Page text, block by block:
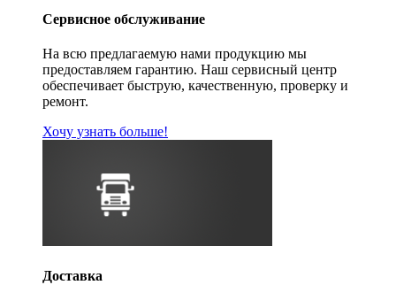
Сервисное обслуживание
На всю предлагаемую нами продукцию мы
предоставляем гарантию. Наш сервисный центр
обеспечивает быструю, качественную, проверку и
ремонт.
Хочу узнать больше!
Доставка